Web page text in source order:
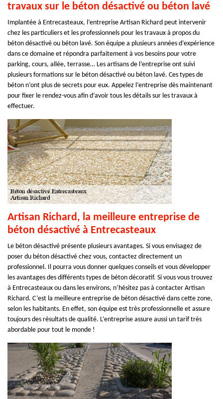
travaux sur le béton désactivé ou béton lavé
Implantée à Entrecasteaux, l’entreprise Artisan Richard peut intervenir
chez les particuliers et les professionnels pour les travaux à propos du
béton désactivé ou béton lavé. Son équipe a plusieurs années d’expérience
dans ce domaine et répondra parfaitement à vos besoins pour votre
parking, cours, allée, terrasse… Les artisans de l’entreprise ont suivi
plusieurs formations sur le béton désactivé ou béton lavé. Ces types de
béton n’ont plus de secrets pour eux. Appelez l’entreprise dès maintenant
pour fixer le rendez-vous afin d’avoir tous les détails sur les travaux à
effectuer.
Artisan Richard, la meilleure entreprise de
béton désactivé à Entrecasteaux
Le béton désactivé présente plusieurs avantages. Si vous envisagez de
poser du béton désactivé chez vous, contactez directement un
professionnel. Il pourra vous donner quelques conseils et vous développer
les avantages des différents types de béton décoratif. Si vous vous trouvez
à Entrecasteaux ou dans les environs, n’hésitez pas à contacter Artisan
Richard. C’est la meilleure entreprise de béton désactivé dans cette zone,
selon les habitants. En effet, son équipe est très professionnelle et assure
toujours des résultats de qualité. L’entreprise assure aussi un tarif très
abordable pour tout le monde !